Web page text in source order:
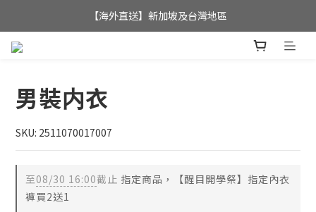
全店滿$350，即可享港澳地區免運費;
【海外直送】新加坡及台灣地區
男裝内衣
SKU: 2511070017007
至08/30 16:00截止 指定商品，【醒目開學祭】指定內衣
褲買2送1